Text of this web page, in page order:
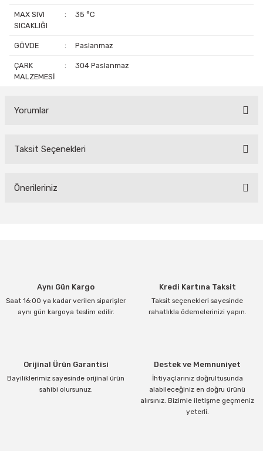
MAX SIVI
SICAKLIĞI
: 35 °C
GÖVDE : Paslanmaz
ÇARK
MALZEMESİ
: 304 Paslanmaz
Yorumlar
Bu ürüne ilk yorumu siz yapın!
Taksit Seçenekleri
Önerileriniz
Ürün açıklamasında eksik bilgiler bulunuyor.
Ürün bilgilerinde hatalar bulunuyor.
Aynı Gün Kargo
Saat 16:00 ya kadar verilen siparişler
aynı gün kargoya teslim edilir.
Kredi Kartına Taksit
Taksit seçenekleri sayesinde
rahatlıkla ödemelerinizi yapın.
Orijinal Ürün Garantisi
Bayiliklerimiz sayesinde orijinal ürün
sahibi olursunuz.
Destek ve Memnuniyet
İhtiyaçlarınız doğrultusunda
alabileceğiniz en doğru ürünü
alırsınız. Bizimle iletişme geçmeniz
yeterli.